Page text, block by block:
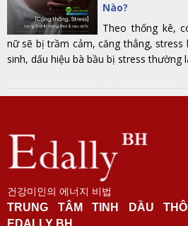
Nào?
Theo thống kê,
nữ sẽ bị trầm cảm, căng thẳng, stress
sinh, dấu hiệu bà bầu bị stress thường
건강미인의 에너지 비법
TRUNG TÂM TINH DẦU